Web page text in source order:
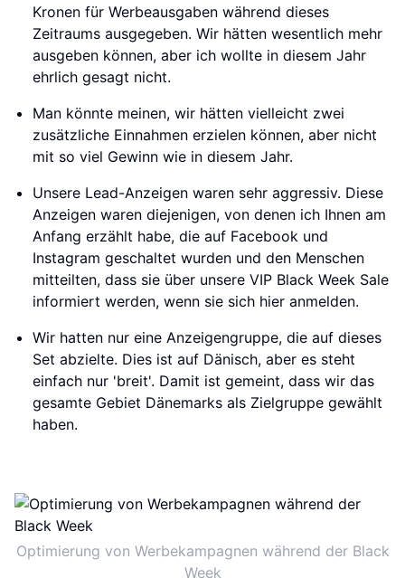
Kronen für Werbeausgaben während dieses
Zeitraums ausgegeben. Wir hätten wesentlich mehr
ausgeben können, aber ich wollte in diesem Jahr
ehrlich gesagt nicht.
Man könnte meinen, wir hätten vielleicht zwei
zusätzliche Einnahmen erzielen können, aber nicht
mit so viel Gewinn wie in diesem Jahr.
Unsere Lead-Anzeigen waren sehr aggressiv. Diese
Anzeigen waren diejenigen, von denen ich Ihnen am
Anfang erzählt habe, die auf Facebook und
Instagram geschaltet wurden und den Menschen
mitteilten, dass sie über unsere VIP Black Week Sale
informiert werden, wenn sie sich hier anmelden.
Wir hatten nur eine Anzeigengruppe, die auf dieses
Set abzielte. Dies ist auf Dänisch, aber es steht
einfach nur 'breit'. Damit ist gemeint, dass wir das
gesamte Gebiet Dänemarks als Zielgruppe gewählt
haben.
Optimierung von Werbekampagnen während der Black
Week